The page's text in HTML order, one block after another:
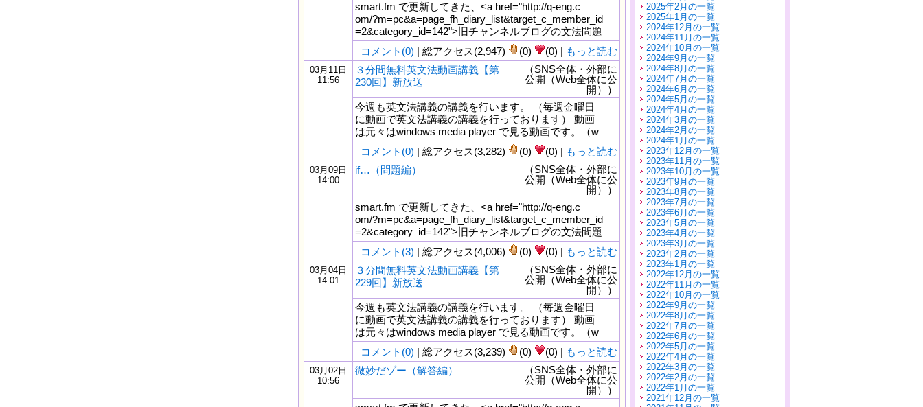
smart.fm で更新してきた、<a href="http://q-eng.c
om/?m=pc&a=page_fh_diary_list&target_c_member_id
=2&category_id=142">旧チャンネルブログの文法問題
コメント(0) | 総アクセス(2,947) (0) (0) | もっと読む
03月11日
11:56
３分間無料英文法動画講義【第
230回】新放送
（SNS全体・外部に
公開（Web全体に公
開））
今週も英文法講義の講義を行います。 （毎週金曜日
に動画で英文法講義の講義を行っております） 動画
は元々はwindows media player で見る動画です。（w
コメント(0) | 総アクセス(3,282) (0) (0) | もっと読む
03月09日
14:00
if…（問題編）
（SNS全体・外部に
公開（Web全体に公
開））
smart.fm で更新してきた、<a href="http://q-eng.c
om/?m=pc&a=page_fh_diary_list&target_c_member_id
=2&category_id=142">旧チャンネルブログの文法問題
コメント(3) | 総アクセス(4,006) (0) (0) | もっと読む
03月04日
14:01
３分間無料英文法動画講義【第
229回】新放送
（SNS全体・外部に
公開（Web全体に公
開））
今週も英文法講義の講義を行います。 （毎週金曜日
に動画で英文法講義の講義を行っております） 動画
は元々はwindows media player で見る動画です。（w
コメント(0) | 総アクセス(3,239) (0) (0) | もっと読む
03月02日
10:56
微妙だゾー（解答編）
（SNS全体・外部に
公開（Web全体に公
開））
2025年2月の一覧
2025年1月の一覧
2024年12月の一覧
2024年11月の一覧
2024年10月の一覧
2024年9月の一覧
2024年8月の一覧
2024年7月の一覧
2024年6月の一覧
2024年5月の一覧
2024年4月の一覧
2024年3月の一覧
2024年2月の一覧
2024年1月の一覧
2023年12月の一覧
2023年11月の一覧
2023年10月の一覧
2023年9月の一覧
2023年8月の一覧
2023年7月の一覧
2023年6月の一覧
2023年5月の一覧
2023年4月の一覧
2023年3月の一覧
2023年2月の一覧
2023年1月の一覧
2022年12月の一覧
2022年11月の一覧
2022年10月の一覧
2022年9月の一覧
2022年8月の一覧
2022年7月の一覧
2022年6月の一覧
2022年5月の一覧
2022年4月の一覧
2022年3月の一覧
2022年2月の一覧
2022年1月の一覧
2021年12月の一覧